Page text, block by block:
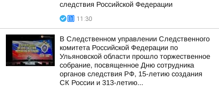
следствия Российской Федерации
11:30
В Следственном управлении Следственного
комитета Российской Федерации по
Ульяновской области прошло торжественное
собрание, посвященное Дню сотрудника
органов следствия РФ, 15-летию создания
СК России и 313-летию...